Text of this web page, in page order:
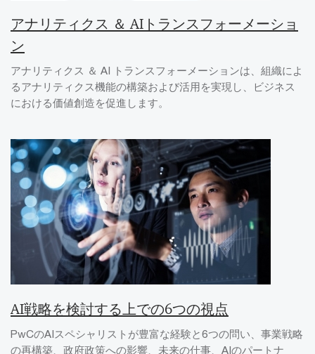
アナリティクス ＆ AIトランスフォーメーショ
ン
アナリティクス ＆ AI トランスフォーメーションは、組織によ
るアナリティクス機能の構築および活用を実現し、ビジネス
における価値創造を促進します。
AI戦略を検討する上での6つの視点
PwCのAIスペシャリストが豊富な経験と6つの問い、事業戦略
の再構築、政府政策への影響、未来の仕事、AIのパートナ